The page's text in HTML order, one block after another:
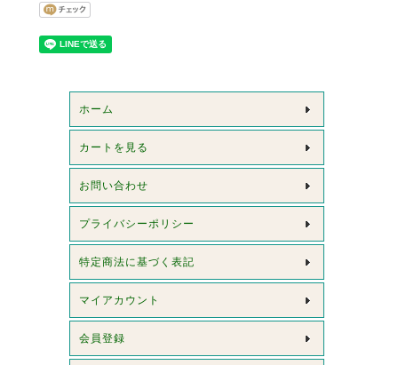
ホーム
カートを見る
お問い合わせ
プライバシーポリシー
特定商法に基づく表記
マイアカウント
会員登録